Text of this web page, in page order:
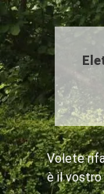
Volete
è il